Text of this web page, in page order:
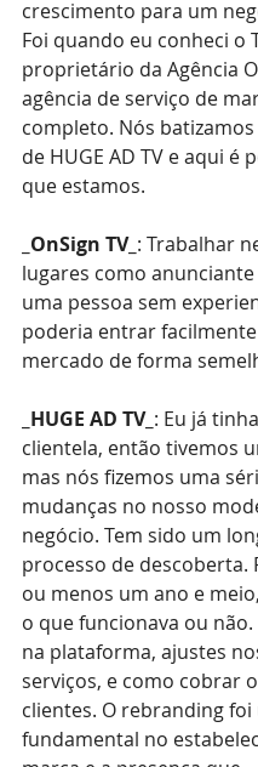
crescimento para um
Foi quando eu conheci o
proprietário da Agência
agência de serviço de
completo. Nós
de HUGE AD TV e aqui é
que estamos.
_OnSign TV_ : Trabalhar
lugares como
uma pessoa sem
poderia entrar
mercado de forma
_HUGE AD TV_ : Eu já
clientela, então tivemos
mas nós fizemos uma
mudanças no nosso
negócio. Tem sido um
processo de descoberta.
ou menos um ano e
o que funcionava ou
na plataforma, ajustes
serviços, e como cobrar
clientes. O rebranding foi
fundamental no